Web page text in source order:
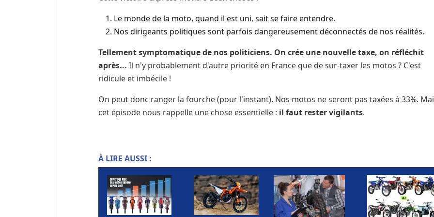
Le monde de la moto, quand il est uni, sait se faire entendre.
Nos dirigeants politiques sont parfois dangereusement déconnectés de nos réalités.
Tellement symptomatique de nos politiciens. On crée une nouvelle taxe, on réfléchit
après...Il n'y probablement d'autre priorité en France que de sur-taxer les motos ? C'est
ridicule et imbécile !
On peut donc ranger la fourche (pour l'instant). Nos motos ne seront pas taxées à 33%.
cet épisode nous rappelle une chose essentielle : il faut rester vigilants.
À LIRE AUSSI :